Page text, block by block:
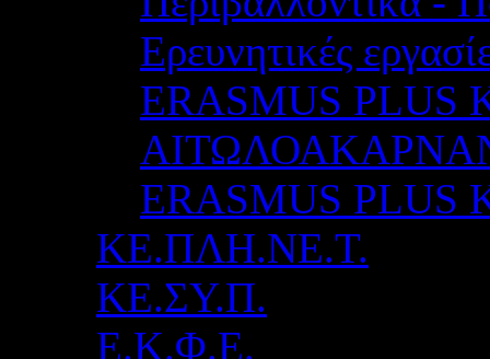
Ερευνητικές
ERASMUS PLUS
ERASMUS
ΚΕ.ΠΛΗ.ΝΕ.Τ.
ΚΕ.ΣΥ.Π.
Ε.Κ.Φ.Ε.